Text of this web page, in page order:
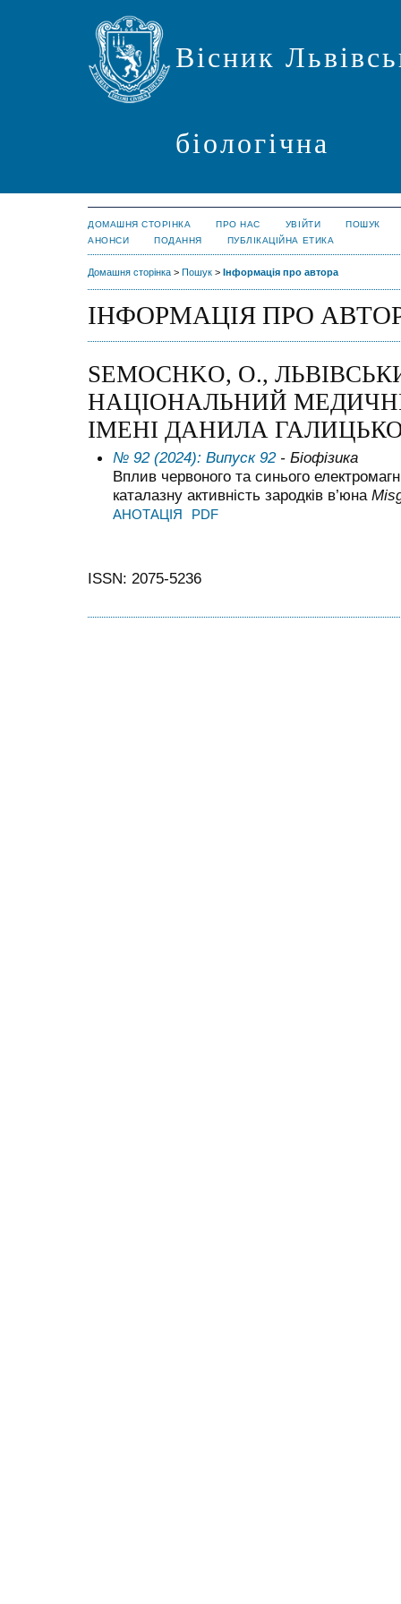
Вісник
біологічна
ДОМАШНЯ СТОРІНКА ПРО НАС УВІЙТИ
ПОШУК
АНОНСИ
ПОДАННЯ ПУБЛІКАЦІЙНА ЕТИКА
Домашня сторінка > Пошук > Інформація про автора
ІНФОРМАЦІЯ ПРО
SEMOCHKO, O.,
НАЦІОНАЛЬНИЙ
ІМЕНІ ДАНИЛА
№ 92 (2024): Випуск 92- Біофізика
Вплив червоного та синього
каталазну активність зародків в’юна
АНОТАЦІЯ PDF
ISSN: 2075-5236